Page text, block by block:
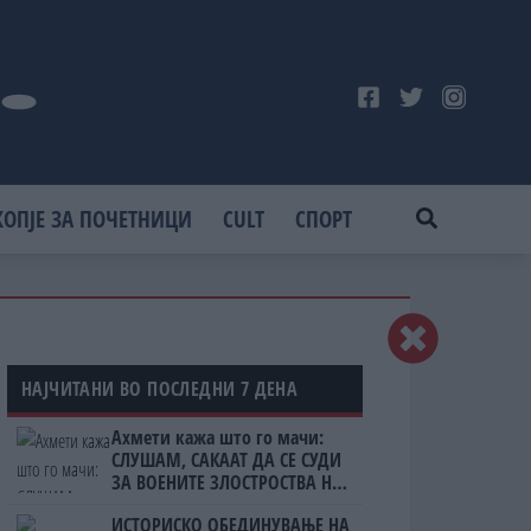
ЗА ПОЧЕТНИЦИ CULT СПОРТ
НАЈЧИТАНИ ВО ПОСЛЕДНИ 7 ДЕНА
Ахмети кажа што го мачи:
СЛУШАМ, САКААТ ДА СЕ СУДИ
ЗА ВОЕНИТЕ ЗЛОСТРОСТВА НА
ИСТОРИСКО ОБЕДИНУВАЊЕ НА